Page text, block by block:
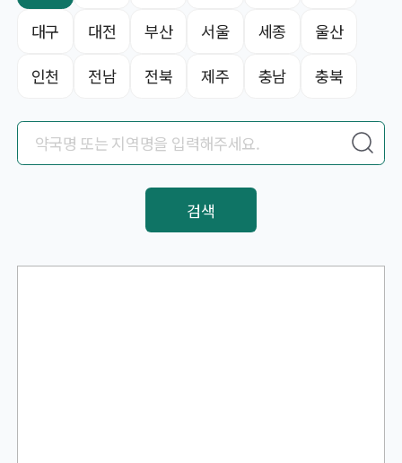
대구
대전 부산 서울 세종
울산
인천
전남 전북 제주 충남 충북
검색